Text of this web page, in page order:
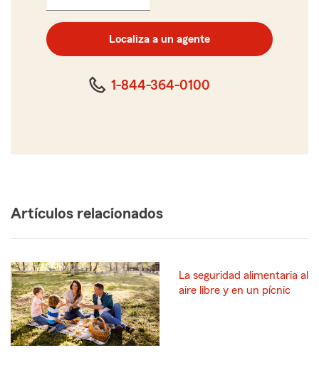
código
postal
de
cinco
Localiza a un agente
1-844-364-0100
Artículos relacionados
La seguridad alimentaria al
aire libre y en un pícnic